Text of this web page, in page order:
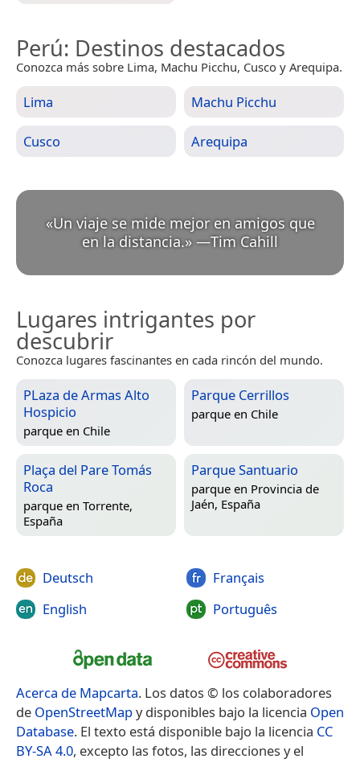
Perú: Destinos destacados
Conozca más sobre Lima, Machu Picchu, Cusco y Arequipa.
Lima Machu Picchu
Cusco Arequipa
«Un viaje se mide mejor en amigos que
en la distancia.» —Tim Cahill
Lugares intrigantes por
descubrir
Conozca lugares fascinantes en cada rincón del mundo.
PLaza de Armas Alto
Hospicio
parque en Chile
Parque Cerrillos
parque en Chile
Plaça del Pare Tomás
Roca
parque en Torrente,
España
Parque Santuario
parque en Provincia de
Jaén, España
Deutsch
English
Français
Português
Acerca de Mapcarta. Los datos © los colaboradores
de OpenStreetMapy disponibles bajo la licencia Open
Database. El texto está disponible bajo la licencia CC
BY-SA 4.0, excepto las fotos, las direcciones y el